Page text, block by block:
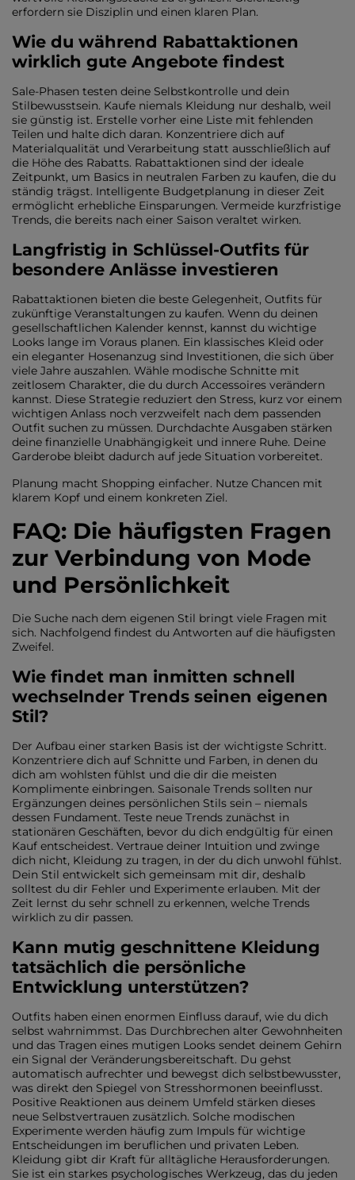
erfordern sie Disziplin und einen klaren Plan.
Wie du während Rabattaktionen
wirklich gute Angebote findest
Sale-Phasen testen deine Selbstkontrolle und dein
Stilbewusstsein. Kaufe niemals Kleidung nur deshalb, weil
sie günstig ist. Erstelle vorher eine Liste mit fehlenden
Teilen und halte dich daran. Konzentriere dich auf
Materialqualität und Verarbeitung statt ausschließlich auf
die Höhe des Rabatts. Rabattaktionen sind der ideale
Zeitpunkt, um Basics in neutralen Farben zu kaufen, die du
ständig trägst. Intelligente Budgetplanung in dieser Zeit
ermöglicht erhebliche Einsparungen. Vermeide kurzfristige
Trends, die bereits nach einer Saison veraltet wirken.
Langfristig in Schlüssel-Outfits für
besondere Anlässe investieren
Rabattaktionen bieten die beste Gelegenheit, Outfits für
zukünftige Veranstaltungen zu kaufen. Wenn du deinen
gesellschaftlichen Kalender kennst, kannst du wichtige
Looks lange im Voraus planen. Ein klassisches Kleid oder
ein eleganter Hosenanzug sind Investitionen, die sich über
viele Jahre auszahlen. Wähle modische Schnitte mit
zeitlosem Charakter, die du durch Accessoires verändern
kannst. Diese Strategie reduziert den Stress, kurz vor einem
wichtigen Anlass noch verzweifelt nach dem passenden
Outfit suchen zu müssen. Durchdachte Ausgaben stärken
deine finanzielle Unabhängigkeit und innere Ruhe. Deine
Garderobe bleibt dadurch auf jede Situation vorbereitet.
Planung macht Shopping einfacher. Nutze Chancen mit
klarem Kopf und einem konkreten Ziel.
FAQ: Die häufigsten Fragen
zur Verbindung von Mode
und Persönlichkeit
Die Suche nach dem eigenen Stil bringt viele Fragen mit
sich. Nachfolgend findest du Antworten auf die häufigsten
Zweifel.
Wie findet man inmitten schnell
wechselnder Trends seinen eigenen
Stil?
Der Aufbau einer starken Basis ist der wichtigste Schritt.
Konzentriere dich auf Schnitte und Farben, in denen du
dich am wohlsten fühlst und die dir die meisten
Komplimente einbringen. Saisonale Trends sollten nur
Ergänzungen deines persönlichen Stils sein – niemals
dessen Fundament. Teste neue Trends zunächst in
stationären Geschäften, bevor du dich endgültig für einen
Kauf entscheidest. Vertraue deiner Intuition und zwinge
dich nicht, Kleidung zu tragen, in der du dich unwohl fühlst.
Dein Stil entwickelt sich gemeinsam mit dir, deshalb
solltest du dir Fehler und Experimente erlauben. Mit der
Zeit lernst du sehr schnell zu erkennen, welche Trends
wirklich zu dir passen.
Kann mutig geschnittene Kleidung
tatsächlich die persönliche
Entwicklung unterstützen?
Outfits haben einen enormen Einfluss darauf, wie du dich
selbst wahrnimmst. Das Durchbrechen alter Gewohnheiten
und das Tragen eines mutigen Looks sendet deinem Gehirn
ein Signal der Veränderungsbereitschaft. Du gehst
automatisch aufrechter und bewegst dich selbstbewusster,
was direkt den Spiegel von Stresshormonen beeinflusst.
Positive Reaktionen aus deinem Umfeld stärken dieses
neue Selbstvertrauen zusätzlich. Solche modischen
Experimente werden häufig zum Impuls für wichtige
Entscheidungen im beruflichen und privaten Leben.
Kleidung gibt dir Kraft für alltägliche Herausforderungen.
Sie ist ein starkes psychologisches Werkzeug, das du jeden